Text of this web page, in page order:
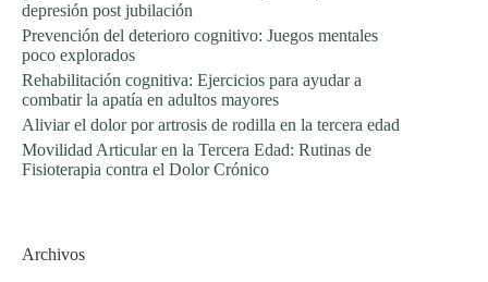
depresión post jubilación
Prevención del deterioro cognitivo: Juegos mentales
poco explorados
Rehabilitación cognitiva: Ejercicios para ayudar a
combatir la apatía en adultos mayores
Aliviar el dolor por artrosis de rodilla en la tercera edad
Movilidad Articular en la Tercera Edad: Rutinas de
Fisioterapia contra el Dolor Crónico
Archivos